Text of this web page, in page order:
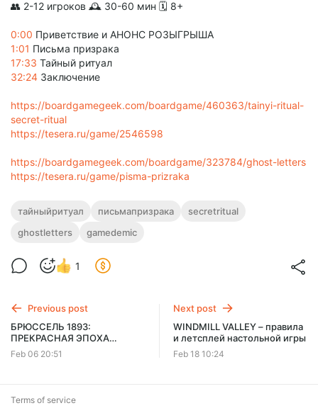
👥 2-12 игроков 🕰 30-60 мин 🗓️ 8+
0:00 Приветствие и АНОНС РОЗЫГРЫША
1:01 Письма призрака
17:33 Тайный ритуал
32:24 Заключение
https://boardgamegeek.com/boardgame/460363/tainyi-ritual-
secret-ritual
https://tesera.ru/game/2546598
https://boardgamegeek.com/boardgame/323784/ghost-letters
https://tesera.ru/game/pisma-prizraka
тайныйритуал письмапризрака
secretritual
ghostletters
gamedemic
1
Previous post
БРЮССЕЛЬ 1893:
ПРЕКРАСНАЯ ЭПОХА
(BRUXELLES 1893: BELLE
ÉPOQUE) с дополнением –
Feb 06 20:51
Next post
WINDMILL VALLEY – правила
и летсплей настольной игры
Feb 18 10:24
Terms of service